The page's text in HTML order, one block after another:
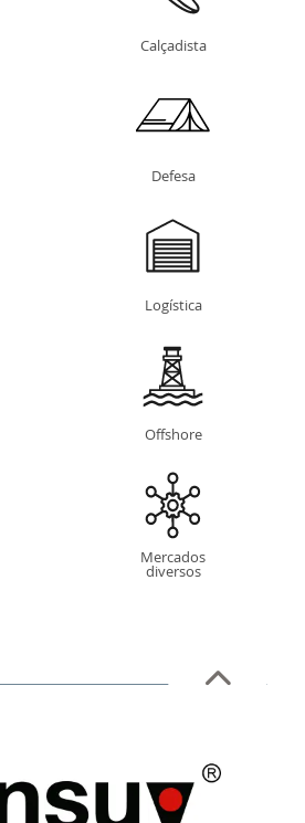
Calçadista
Defesa
Logística
Offshore
Mercados
diversos